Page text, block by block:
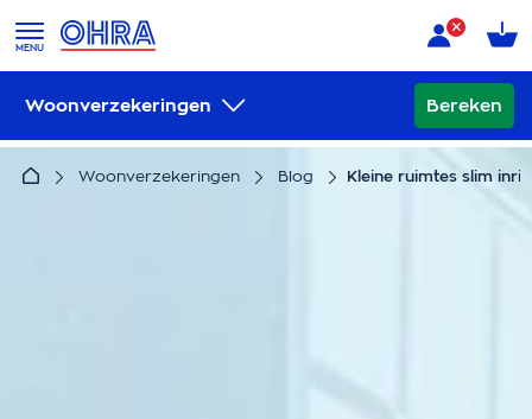
MENU
Woonverzekeringen Bereken
Woonverzekeringen Blog Kleine ruimtes slim